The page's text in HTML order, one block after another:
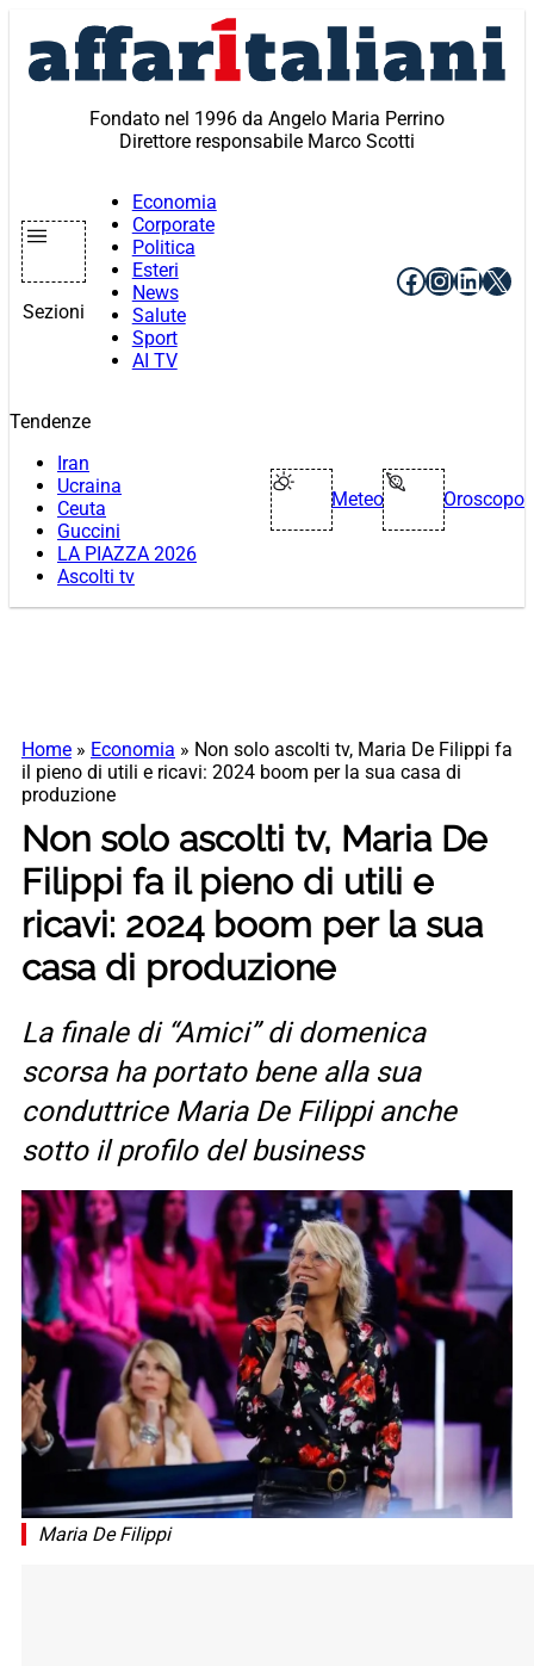
contenuto
Fondato nel 1996 da Angelo Maria Perrino
Direttore responsabile Marco Scotti
Sezioni
Economia
Corporate
Politica
Esteri
News
Salute
Sport
AI TV
Facebook
X
Tendenze
Iran
Ucraina
Ceuta
Guccini
LA PIAZZA 2026
Ascolti tv
Meteo Oroscopo
Home » Economia » Non solo ascolti tv, Maria De Filippi fa
il pieno di utili e ricavi: 2024 boom per la sua casa di
produzione
Non solo ascolti tv, Maria De
Filippi fa il pieno di utili e
ricavi: 2024 boom per la sua
casa di produzione
La finale di “Amici” di domenica
scorsa ha portato bene alla sua
conduttrice Maria De Filippi anche
sotto il profilo del business
Maria De Filippi